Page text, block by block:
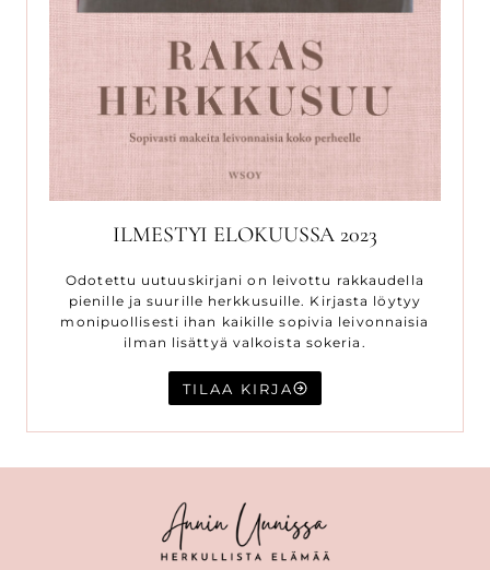
ILMESTYI ELOKUUSSA 2023
Odotettu uutuuskirjani on leivottu rakkaudella
pienille ja suurille herkkusuille. Kirjasta löytyy
monipuollisesti ihan kaikille sopivia leivonnaisia
ilman lisättyä valkoista sokeria.
TILAA KIRJA